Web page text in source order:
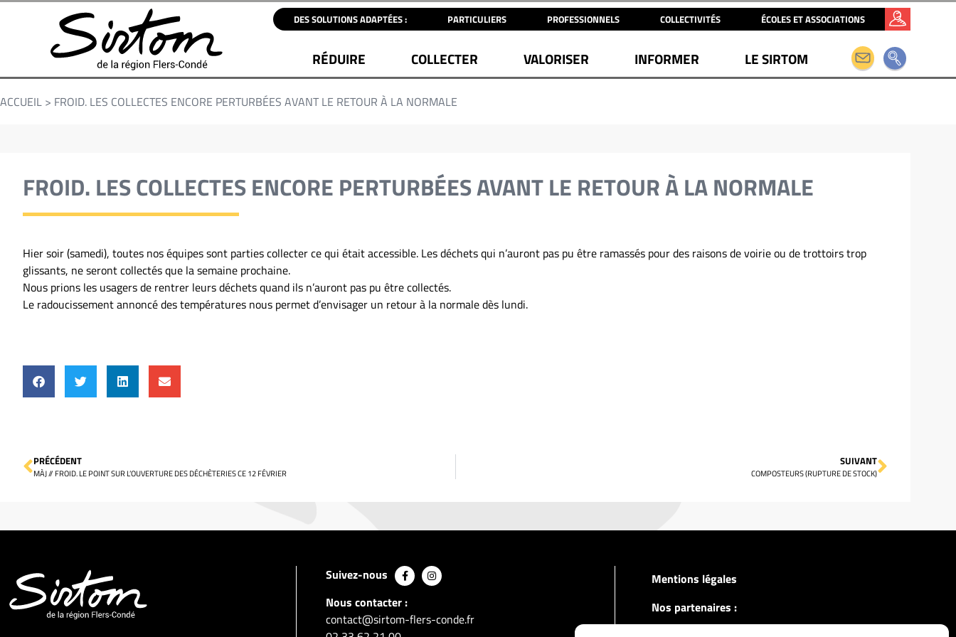
DES SOLUTIONS ADAPTÉES : PARTICULIERS PROFESSIONNELS COLLECTIVITÉS ÉCOLES ET ASSOCIATIONS
RÉDUIRE COLLECTER VALORISER INFORMER LE SIRTOM
ACCUEIL > FROID. LES COLLECTES ENCORE PERTURBÉES AVANT LE RETOUR À LA NORMALE
FROID. LES COLLECTES ENCORE PERTURBÉES AVANT LE RETOUR À LA NORMALE
Hier soir (samedi), toutes nos équipes sont parties collecter ce qui était accessible. Les déchets qui n’auront pas pu être ramassés pour des raisons de voirie ou de trottoirs trop
glissants, ne seront collectés que la semaine prochaine.
Nous prions les usagers de rentrer leurs déchets quand ils n’auront pas pu être collectés.
Le radoucissement annoncé des températures nous permet d’envisager un retour à la normale dès lundi.
PRÉCÉDENT
MÀJ // FROID. LE POINT SUR L’OUVERTURE DES DÉCHÈTERIES CE 12 FÉVRIER
SUIVANT
COMPOSTEURS (RUPTURE DE STOCK)
Suivez-nous
Nous contacter :
contact@sirtom-flers-conde.fr
Mentions légales
Nos partenaires :